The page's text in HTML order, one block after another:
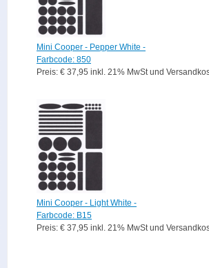
Mini Cooper - Pepper White -
Farbcode: 850
Preis: € 37,95 inkl. 21% MwSt und
Mini Cooper - Light White -
Farbcode: B15
Preis: € 37,95 inkl. 21% MwSt und